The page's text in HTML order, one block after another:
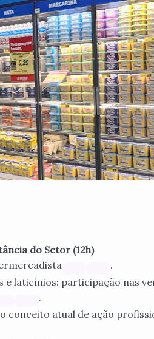
do Setor (12h)
.
e laticínios: participação nas
.
conceito atual de ação